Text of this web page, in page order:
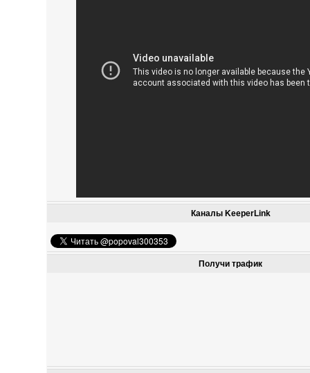
Каналы KeeperLink
Получи трафик